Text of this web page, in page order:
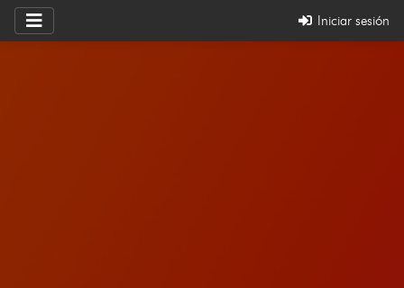
Iniciar sesión